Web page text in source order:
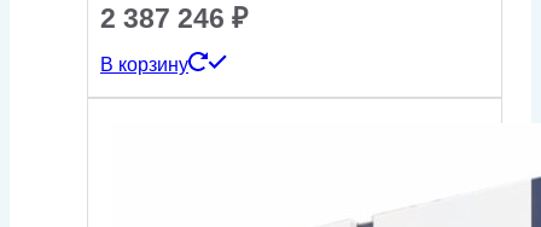
2 387 246 ₽
В корзину